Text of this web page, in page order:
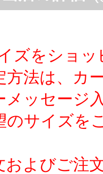
ズをショ
方法は、カ
メッセージ
のサイズを
およびご注